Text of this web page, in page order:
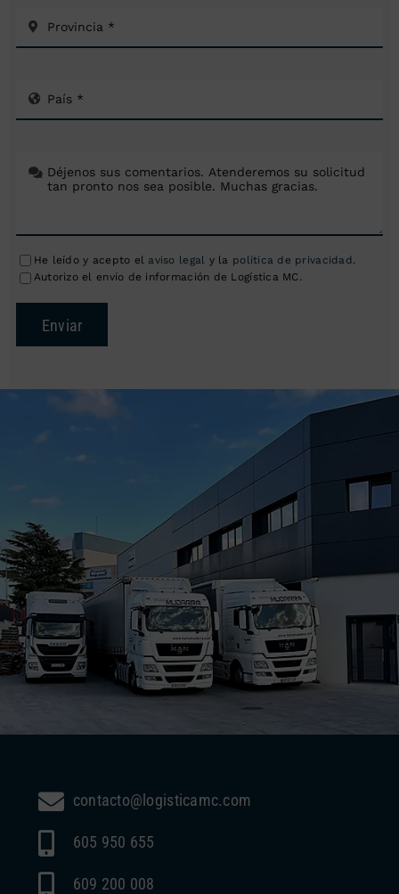
contacto@logisticamc.com
605 950 655
609 200 008
He leído y acepto el aviso legal y la política de privacidad.
Autorizo el envío de información de Logística MC.
Enviar